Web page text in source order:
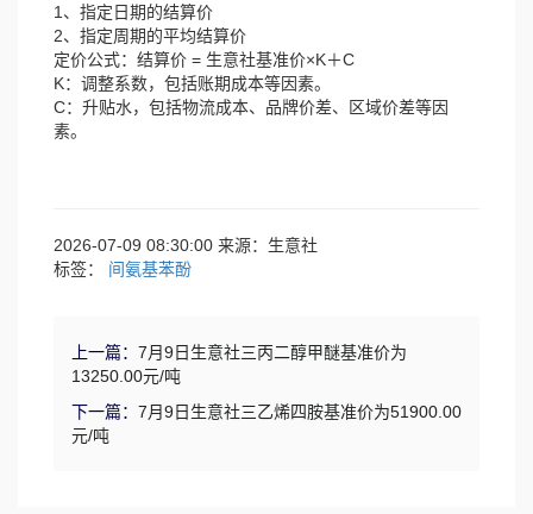
1、指定日期的结算价
2、指定周期的平均结算价
定价公式：结算价 = 生意社基准价×K＋C
K：调整系数，包括账期成本等因素。
C：升贴水，包括物流成本、品牌价差、区域价差等因
素。
2026-07-09 08:30:00 来源：生意社
标签： 间氨基苯酚
上一篇： 7月9日生意社三丙二醇甲醚基准价为
13250.00元/吨
下一篇： 7月9日生意社三乙烯四胺基准价为51900.00
元/吨